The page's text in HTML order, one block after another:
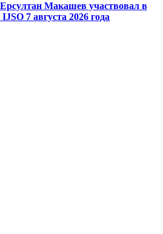
Макашев участвовал в
7 августа 2026 года